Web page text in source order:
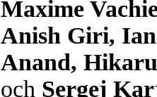
Maxime
Anish Giri,
Anand,
och Sergej